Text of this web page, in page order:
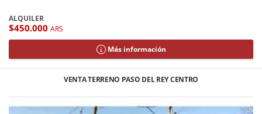
ALQUILER
$450.000 ARS
Más información
VENTA TERRENO PASO DEL REY CENTRO